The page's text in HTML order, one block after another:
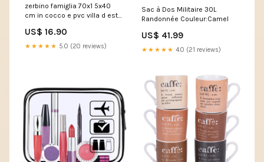
zerbino famiglia 70x1 5x40
cm in cocco e pvc villa d este
US$ 16.90
★★★★★ 5.0 (20 reviews)
Sac à Dos Militaire 30L
Randonnée Couleur:Camel
US$ 41.99
★★★★★ 4.0 (21 reviews)